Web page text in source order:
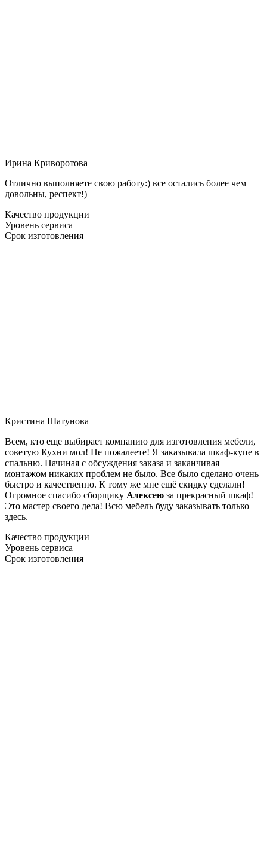
Ирина Криворотова
Отлично выполняете свою работу:) все остались более чем
довольны, респект!)
Качество продукции
Уровень сервиса
Срок изготовления
Кристина Шатунова
Всем, кто еще выбирает компанию для изготовления мебели,
советую Кухни мол! Не пожалеете! Я заказывала шкаф-купе в
спальню. Начиная с обсуждения заказа и заканчивая
монтажом никаких проблем не было. Все было сделано очень
быстро и качественно. К тому же мне ещё скидку сделали!
Огромное спасибо сборщику Алексею за прекрасный шкаф!
Это мастер своего дела! Всю мебель буду заказывать только
здесь.
Качество продукции
Уровень сервиса
Срок изготовления